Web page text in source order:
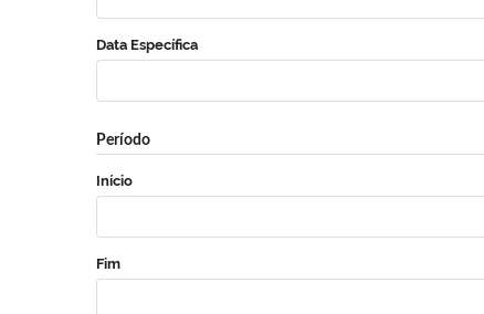
Data Específica
Período
Início
Fim